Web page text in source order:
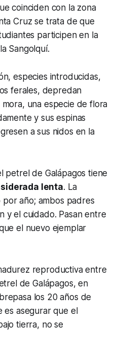
coinciden con la zona
Cruz se trata de que
participen en la
Sangolquí.
especies introducidas,
ferales, depredan
mora, una especie de flora
y sus espinas
a sus nidos en la
petrel de Galápagos tiene
lenta. La
año; ambos padres
y el cuidado. Pasan entre
el nuevo ejemplar
reproductiva entre
de Galápagos, en
los 20 años de
asegurar que el
tierra, no se